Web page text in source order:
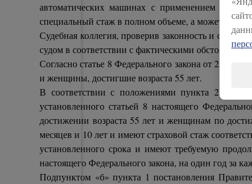
автоматических машинах с применением
специальный стаж в полном объеме, а может быть
Судебная коллегия, проверив законность и
судом в соответствии с фактическими
Согласно статье 8 Федерального закона от
и женщины, достигшие возраста 55 лет.
В соответствии с положениями пункта 2 части
установленного статьей 8 настоящего
достижении возраста 55 лет и женщинам по
месяцев и 10 лет и имеют страховой стаж
установленного срока и имеют требуемую
настоящего Федерального закона, на один год за
Подпунктом «б» пункта 1 постановления